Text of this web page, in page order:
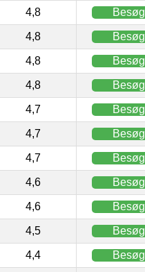
4,8 Besøg
4,8 Besøg
4,8 Besøg
4,8 Besøg
4,7 Besøg
4,7 Besøg
4,7 Besøg
4,6 Besøg
4,6 Besøg
4,5 Besøg
4,4 Besøg